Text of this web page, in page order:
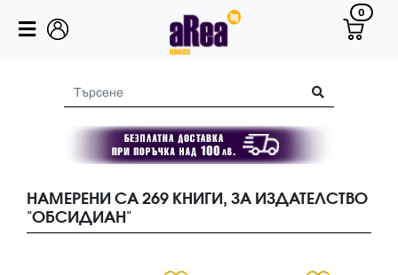
0
НАМЕРЕНИ СА 269 КНИГИ, ЗА ИЗДАТЕЛСТВО
"ОБСИДИАН"